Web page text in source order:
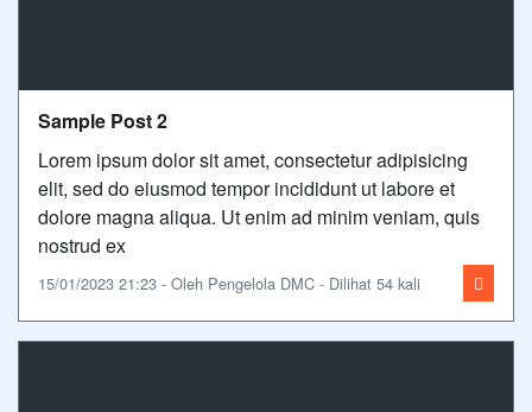
Sample Post 2
Lorem ipsum dolor sit amet, consectetur adipisicing
elit, sed do eiusmod tempor incididunt ut labore et
dolore magna aliqua. Ut enim ad minim veniam, quis
nostrud ex
15/01/2023 21:23 - Oleh Pengelola DMC - Dilihat 54 kali